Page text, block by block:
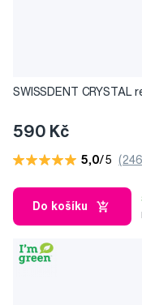
SWISSDENT CRYSTAL
590 Kč
5,0/5
Do košíku